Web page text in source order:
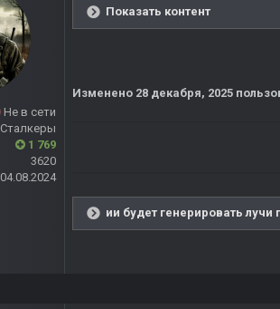
Не в сети
Сталкеры
1 769
3620
04.08.2024
Показать контент
Изменено 28 декабря, 2025
ии будет генерировать